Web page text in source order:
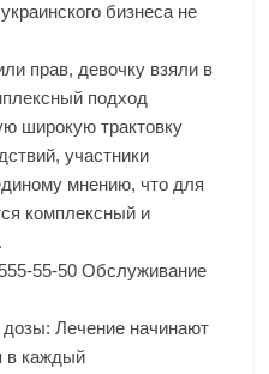
бизнеса не
прав, девочку взяли в
подход
широкую трактовку
участники
мнению, что для
комплексный и
55-50 Обслуживание
Лечение начинают
в каждый